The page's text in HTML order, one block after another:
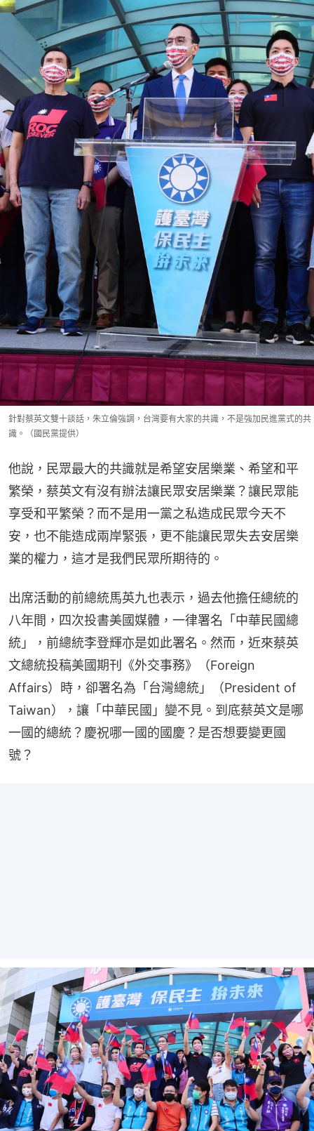
針對蔡英文雙十談話，朱立倫強調，台灣要有大家的共識，不是強加民進黨式的共
識。（國民黨提供）
他說，民眾最大的共識就是希望安居樂業、希望和平
繁榮，蔡英文有沒有辦法讓民眾安居樂業？讓民眾能
享受和平繁榮？而不是用一黨之私造成民眾今天不
安，也不能造成兩岸緊張，更不能讓民眾失去安居樂
業的權力，這才是我們民眾所期待的。
出席活動的前總統馬英九也表示，過去他擔任總統的
八年間，四次投書美國媒體，一律署名「中華民國總
統」，前總統李登輝亦是如此署名。然而，近來蔡英
文總統投稿美國期刊《外交事務》（Foreign
Affairs）時，卻署名為「台灣總統」（President of
Taiwan），讓「中華民國」變不見。到底蔡英文是哪
一國的總統？慶祝哪一國的國慶？是否想要變更國
號？